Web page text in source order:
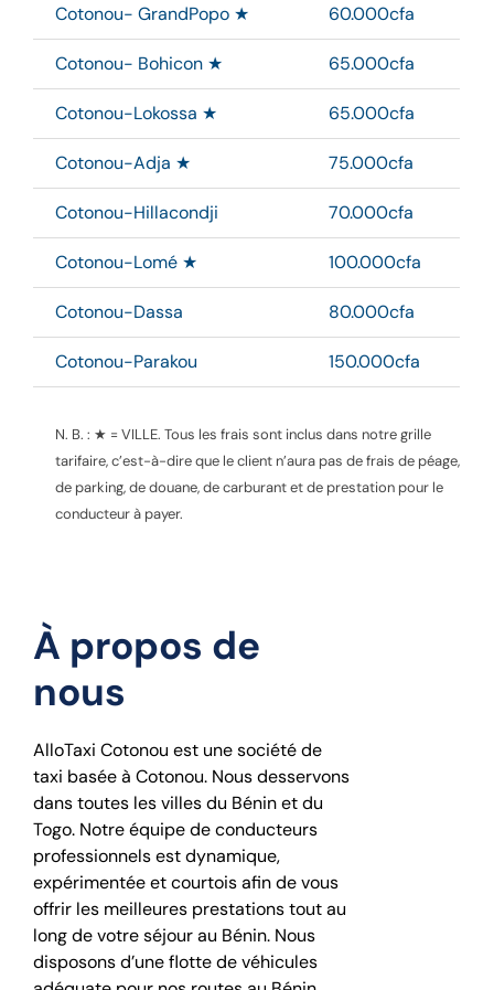
Cotonou- GrandPopo ★ 60.000cfa
Cotonou- Bohicon ★ 65.000cfa
Cotonou-Lokossa ★ 65.000cfa
Cotonou-Adja ★ 75.000cfa
Cotonou-Hillacondji 70.000cfa
Cotonou-Lomé ★ 100.000cfa
Cotonou-Dassa 80.000cfa
Cotonou-Parakou 150.000cfa
N. B. : ★ = VILLE. Tous les frais sont inclus dans notre grille
tarifaire, c’est-à-dire que le client n’aura pas de frais de péage,
de parking, de douane, de carburant et de prestation pour le
conducteur à payer.
À propos de
nous
AlloTaxi Cotonou est une société de
taxi basée à Cotonou. Nous desservons
dans toutes les villes du Bénin et du
Togo. Notre équipe de conducteurs
professionnels est dynamique,
expérimentée et courtois afin de vous
offrir les meilleures prestations tout au
long de votre séjour au Bénin. Nous
disposons d’une flotte de véhicules